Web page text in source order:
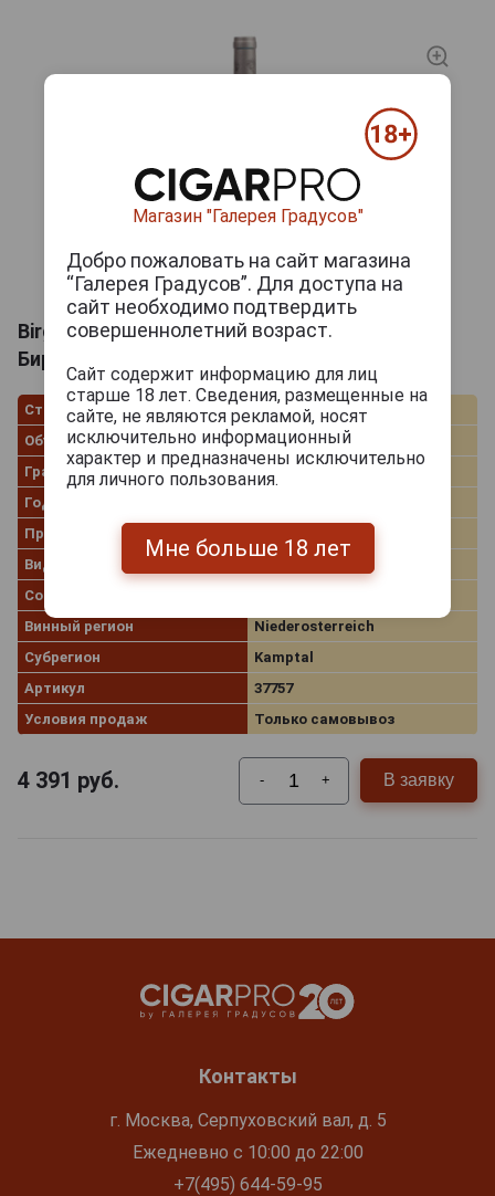
Birgit Eichinger Riesling Heiligenstein Вино
Биргит Айхингер Рислинг Хайлигенштайн
Страна производства
Австрия
Объём
0.75 л
Градус
Год производства
Производитель
Вид вина
Сорт винограда
Винный регион
Niederosterreich
Субрегион
Kamptal
Артикул
37757
Условия продаж
Только самовывоз
4 391 руб. - + В заявку
Контакты
г. Москва, Серпуховский вал, д. 5
Ежедневно с 10:00 до 22:00
+7(495) 644-59-95
Магазин "Галерея Градусов"
Добро пожаловать на сайт магазина
“Галерея Градусов”. Для доступа на
сайт необходимо подтвердить
совершеннолетний возраст.
Сайт содержит информацию для лиц
старше 18 лет. Сведения, размещенные на
сайте, не являются рекламой, носят
исключительно информационный
характер и предназначены исключительно
для личного пользования.
Мне больше 18 лет